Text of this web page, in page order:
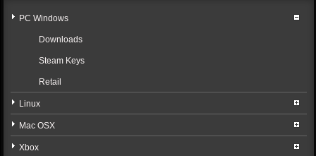
PC Windows
Downloads
Steam Keys
Retail
Linux
Mac OSX
Xbox